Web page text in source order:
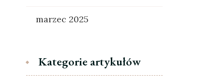
marzec 2025
Kategorie artykułów